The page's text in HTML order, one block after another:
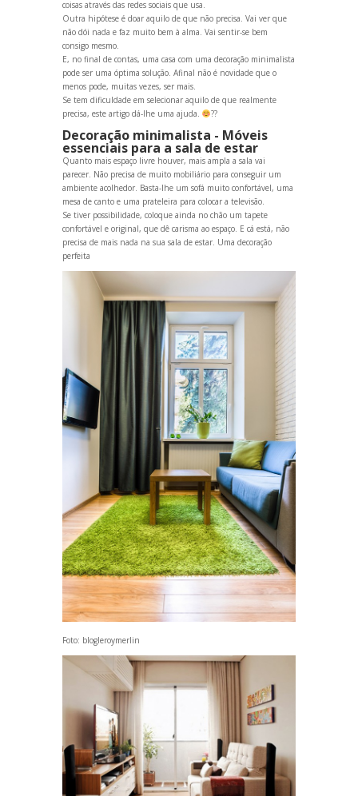
coisas através das redes sociais que usa.
Outra hipótese é doar aquilo de que não precisa. Vai ver que
não dói nada e faz muito bem à alma. Vai sentir-se bem
consigo mesmo.
E, no final de contas, uma casa com uma decoração minimalista
pode ser uma óptima solução. Afinal não é novidade que o
menos pode, muitas vezes, ser mais.
Se tem dificuldade em selecionar aquilo de que realmente
precisa, este artigo dá-lhe uma ajuda.
??
Decoração minimalista - Móveis
essenciais para a sala de estar
Quanto mais espaço livre houver, mais ampla a sala vai
parecer. Não precisa de muito mobiliário para conseguir um
ambiente acolhedor. Basta-lhe um sofá muito confortável, uma
mesa de canto e uma prateleira para colocar a televisão.
Se tiver possibilidade, coloque ainda no chão um tapete
confortável e original, que dê carisma ao espaço. E cá está, não
precisa de mais nada na sua sala de estar. Uma decoração
perfeita
Foto: blogleroymerlin